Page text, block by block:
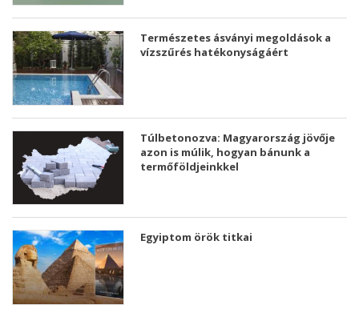
Természetes ásványi megoldások a
vízszűrés hatékonyságáért
Túlbetonozva: Magyarország jövője
azon is múlik, hogyan bánunk a
termőföldjeinkkel
Egyiptom örök titkai